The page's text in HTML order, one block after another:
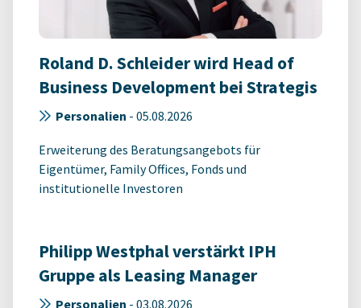
Roland D. Schleider wird Head of
Business Development bei Strategis
Personalien - 05.08.2026
Erweiterung des Beratungsangebots für
Eigentümer, Family Offices, Fonds und
institutionelle Investoren
Philipp Westphal verstärkt IPH
Gruppe als Leasing Manager
Personalien - 03.08.2026